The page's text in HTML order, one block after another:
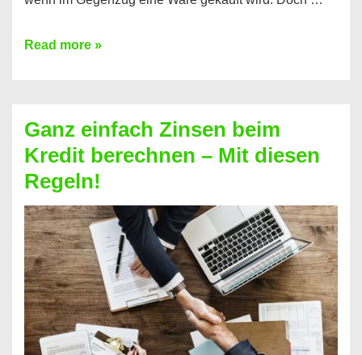
Einen
bekommen?
So
ist
es
möglich!
Read more »
Ganz einfach Zinsen beim
Kredit berechnen – Mit diesen
Regeln!